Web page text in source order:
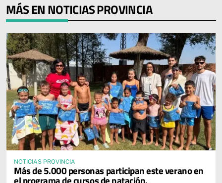
MÁS EN NOTICIAS PROVINCIA
NOTICIAS PROVINCIA
Más de 5.000 personas participan este verano en